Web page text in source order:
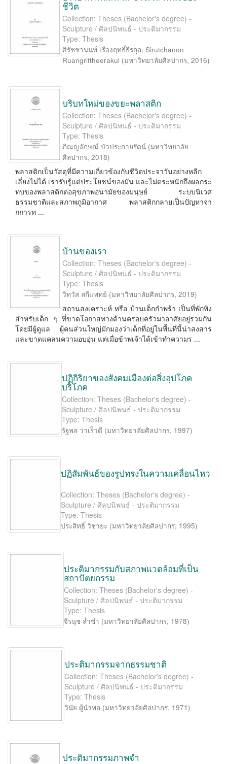
ชีวิต
Collection: Theses (Bachelor's degree) -
Sculpture / ศิลปนิพนธ์ - ประติมากรรม
Type: Thesis
ศิรัชชานนท์ เรืองฤทธิ์ธีรกุล; Sirutchanon
Ruangrittheerakul (มหาวิทยาลัยศิลปากร, 2016)
บริบทใหม่ของขยะพลาสติก
Collection: Theses (Bachelor's degree) -
Sculpture / ศิลปนิพนธ์ - ประติมากรรม
Type: Thesis
ภิณญลักษณ์ บัวประกายรัตน์ (มหาวิทยาลัย
ศิลปากร, 2018)
พลาสติกเป็นวัสดุที่มีความเกี่ยวข้องกับชีวิตประจาวันอย่างหลีก
เลี่ยงไม่ได้ เรารับรู้แต่ประโยชน์ของมัน และไม่ตระหนักถึงผลกระ
ทบของพลาสติกต่อสุขภาพอนามัยของมนุษย์ ระบบนิเวศ
ธรรมชาติและสภาพภูมิอากาศ พลาสติกกลายเป็นปัญหาจา
กการท ...
บ้านของเรา
Collection: Theses (Bachelor's degree) -
Sculpture / ศิลปนิพนธ์ - ประติมากรรม
Type: Thesis
วิทวัส สกีแพทย์ (มหาวิทยาลัยศิลปากร, 2019)
สถานสงเคราะห์ หรือ บ้านเด็กกำพร้า เป็นที่พักพิง
สำหรับเด็ก ๆ ที่ขาดโอกาสทางด้านครอบครัวมาอาศัยอยู่รวมกัน
โดยมีผู้ดูแล ผู้คนส่วนใหญ่มักมองว่าเด็กที่อยู่ในพื้นที่นี้น่าสงสาร
และขาดแคลนความอบอุ่น แต่เมื่อข้าพเจ้าได้เข้าทำความร ...
ปฏิกิริยาของสังคมเมืองต่อสิ่งอุปโภค
บริโภค
Collection: Theses (Bachelor's degree) -
Sculpture / ศิลปนิพนธ์ - ประติมากรรม
Type: Thesis
รัฐพล ว่าเร็วดี (มหาวิทยาลัยศิลปากร, 1997)
ปฏิสัมพันธ์ของรูปทรงในความเคลื่อนไหว
Collection: Theses (Bachelor's degree) -
Sculpture / ศิลปนิพนธ์ - ประติมากรรม
Type: Thesis
ประสิทธิ์ วิชายะ (มหาวิทยาลัยศิลปากร, 1995)
ประติมากรรมกับสภาพแวดล้อมที่เป็น
สถาปัตยกรรม
Collection: Theses (Bachelor's degree) -
Sculpture / ศิลปนิพนธ์ - ประติมากรรม
Type: Thesis
จีรนุช ล่ำซำ (มหาวิทยาลัยศิลปากร, 1978)
ประติมากรรมจากธรรมชาติ
Collection: Theses (Bachelor's degree) -
Sculpture / ศิลปนิพนธ์ - ประติมากรรม
Type: Thesis
วินัย ผู้นำพล (มหาวิทยาลัยศิลปากร, 1971)
ประติมากรรมภาพจำ